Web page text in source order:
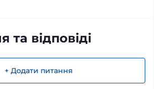
та відповіді
+ Додати питання